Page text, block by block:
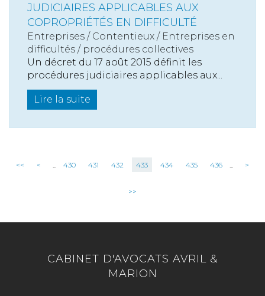
JUDICIAIRES APPLICABLES AUX
COPROPRIÉTÉS EN DIFFICULTÉ
Entreprises / Contentieux / Entreprises en
difficultés / procédures collectives
Un décret du 17 août 2015 définit les
procédures judiciaires applicables aux...
Lire la suite
<< < ... 430 431 432 433 434 435 436 ... >
>>
CABINET D'AVOCATS AVRIL &
MARION